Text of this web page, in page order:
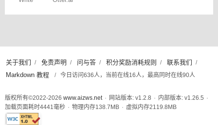
关于我们 / 免责声明 / 问与答 / 积分奖励消耗规则 / 联系我们 /
Markdown 教程 / 今日访问636人，当前在线16人，最高同时在线90人
版权所有©2022-2026 www.aizws.net · 网站版本: v1.2.8 · 内部版本: v1.26.5 ·
加载页面耗时4441毫秒 · 物理内存138.7 MB · 虚拟内存2119.8 MB